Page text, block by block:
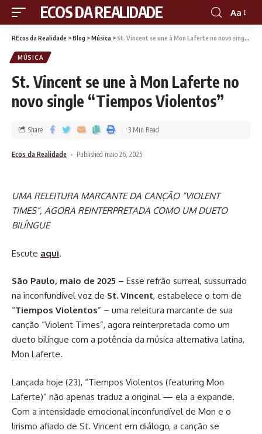
RECOS DA REALIDADE Aa
REcos da Realidade >Blog >Música >St. Vincent se une à Mon Laferte no novo single “Tiempos Violentos”
MÚSICA
St. Vincent se une à Mon Laferte no
novo single “Tiempos Violentos”
Ecos da Realidade Published maio 26, 2025
Share 3 Min Read
UMA RELEITURA MARCANTE DA CANÇÃO “VIOLENT
TIMES”, AGORA REINTERPRETADA COMO UM DUETO
BILÍNGUE
Escute aqui.
São Paulo, maio de 2025 – Esse refrão surreal, sussurrado
na inconfundível voz de St. Vincent, estabelece o tom de
“Tiempos Violentos” – uma releitura marcante de sua
canção “Violent Times”, agora reinterpretada como um
dueto bilíngue com a potência da música alternativa latina,
Mon Laferte.
Lançada hoje (23), “Tiempos Violentos (featuring Mon
Laferte)” não apenas traduz a original — ela a expande.
Com a intensidade emocional inconfundível de Mon e o
lirismo afiado de St. Vincent em diálogo, a canção se